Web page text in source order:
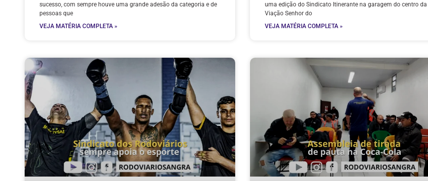
sucesso, com sempre houve uma grande adesão da categoria e de
pessoas que
VEJA MATÉRIA COMPLETA »
uma edição do Sindicato Itinerante na garagem do centro da
Viação Senhor do
VEJA MATÉRIA COMPLETA »